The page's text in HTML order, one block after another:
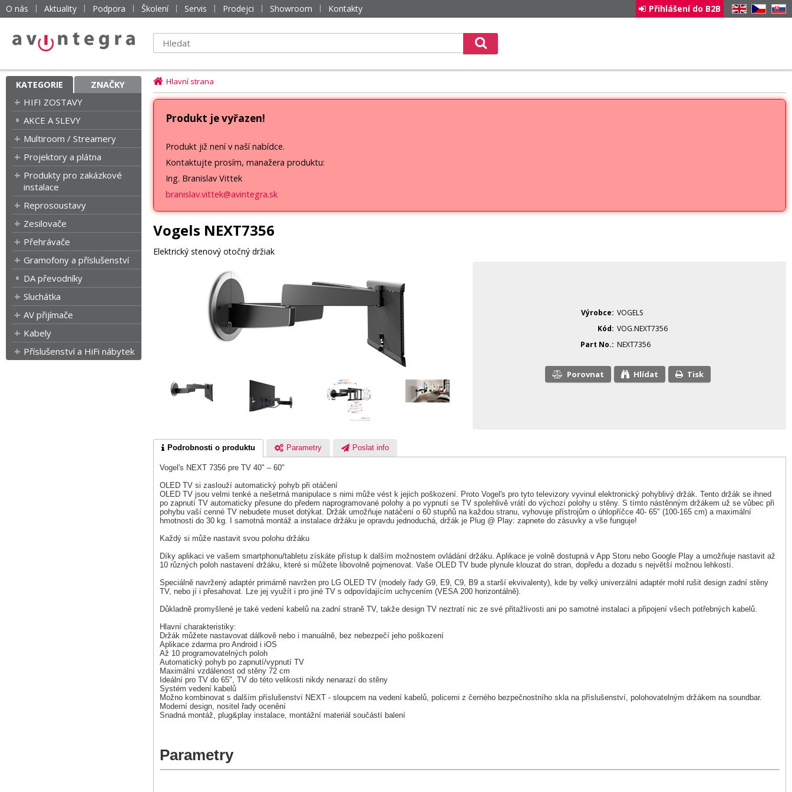
O nás Aktuality Podpora Školení Servis Prodejci Showroom Kontakty EN CZ SK
Přihlášení do B2B
KATEGORIE ZNAČKY
HIFI ZOSTAVY
AKCE A SLEVY
Multiroom / Streamery
Projektory a plátna
Produkty pro zakázkové
instalace
Reprosoustavy
Zesilovače
Přehrávače
Gramofony a příslušenství
DA převodníky
Sluchátka
AV přijímače
Kabely
Příslušenství a HiFi nábytek
Hlavní strana
Produkt je vyřazen!
Produkt již není v naší nabídce.
Kontaktujte prosím, manažera produktu:
Ing. Branislav Vittek
branislav.vittek@avintegra.sk
Vogels NEXT7356
Elektrický stenový otočný držiak
Výrobce VOGELS
Kód VOG.NEXT7356
Part No.
NEXT7356
Porovnat Hlídat Tisk
Podrobnosti o produktu Parametry Poslat info
Vogel's NEXT 7356 pre TV 40" – 60"
OLED TV si zaslouží automatický pohyb při otáčení
OLED TV jsou velmi tenké a nešetrná manipulace s nimi může vést k jejich poškození. Proto Vogel's pro tyto televizory vyvinul elektronický pohyblivý držák. Tento držák se ihned
po zapnutí TV automaticky přesune do předem naprogramované polohy a po vypnutí se TV spolehlivě vrátí do výchozí polohy u stěny. S tímto nástěnným držákem už se vůbec při
pohybu vaší cenné TV nebudete muset dotýkat. Držák umožňuje natáčení o 60 stupňů na každou stranu, vyhovuje přístrojům o úhlopříčce 40- 65" (100-165 cm) a maximální
hmotnosti do 30 kg. I samotná montáž a instalace držáku je opravdu jednoduchá, držák je Plug @ Play: zapnete do zásuvky a vše funguje!
Každý si může nastavit svou polohu držáku
Díky aplikaci ve vašem smartphonu/tabletu získáte přístup k dalším možnostem ovládání držáku. Aplikace je volně dostupná v App Storu nebo Google Play a umožňuje nastavit až
10 různých poloh nastavení držáku, které si můžete libovolně pojmenovat. Vaše OLED TV bude plynule klouzat do stran, dopředu a dozadu s největší možnou lehkostí.
Speciálně navržený adaptér primárně navržen pro LG OLED TV (modely řady G9, E9, C9, B9 a starší ekvivalenty), kde by velký univerzální adaptér mohl rušit design zadní stěny
TV, nebo jí i přesahovat. Lze jej využít i pro jiné TV s odpovídajícím uchycením (VESA 200 horizontálně).
Důkladně promyšlené je také vedení kabelů na zadní straně TV, takže design TV neztratí nic ze své přitažlivosti ani po samotné instalaci a připojení všech potřebných kabelů.
Hlavní charakteristiky:
Držák můžete nastavovat dálkově nebo i manuálně, bez nebezpečí jeho poškození
Aplikace zdarma pro Android i iOS
Až 10 programovatelných poloh
Automatický pohyb po zapnutí/vypnutí TV
Maximální vzdálenost od stěny 72 cm
Ideální pro TV do 65", TV do této velikosti nikdy nenarazí do stěny
Systém vedení kabelů
Možno kombinovat s dalším příslušenství NEXT - sloupcem na vedení kabelů, policemi z černého bezpečnostního skla na příslušenství, polohovatelným držákem na soundbar.
Moderní design, nositel řady ocenění
Snadná montáž, plug&play instalace, montážní materiál součástí balení
Parametry